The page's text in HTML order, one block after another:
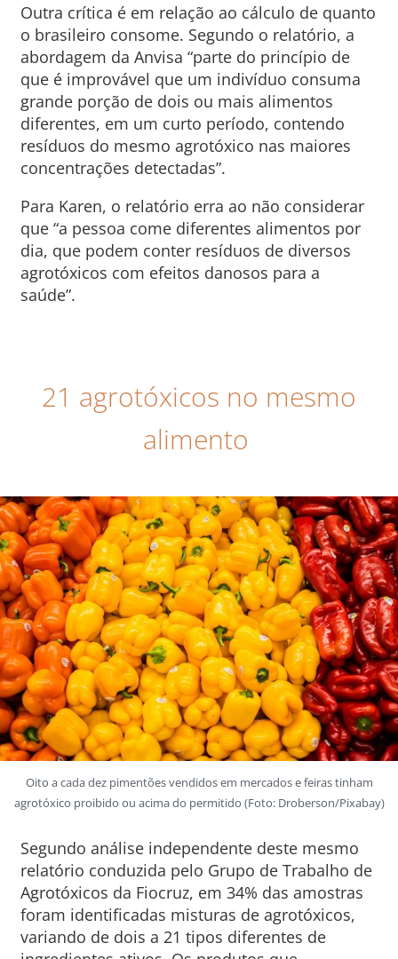
Outra crítica é em relação ao cálculo de quanto
o brasileiro consome. Segundo o relatório, a
abordagem da Anvisa “parte do princípio de
que é improvável que um indivíduo consuma
grande porção de dois ou mais alimentos
diferentes, em um curto período, contendo
resíduos do mesmo agrotóxico nas maiores
concentrações detectadas”.
Para Karen, o relatório erra ao não considerar
que “a pessoa come diferentes alimentos por
dia, que podem conter resíduos de diversos
agrotóxicos com efeitos danosos para a
saúde”.
21 agrotóxicos no mesmo
alimento
Oito a cada dez pimentões vendidos em mercados e feiras tinham
agrotóxico proibido ou acima do permitido (Foto: Droberson/Pixabay)
Segundo análise independente deste mesmo
relatório conduzida pelo Grupo de Trabalho de
Agrotóxicos da Fiocruz, em 34% das amostras
foram identificadas misturas de agrotóxicos,
variando de dois a 21 tipos diferentes de